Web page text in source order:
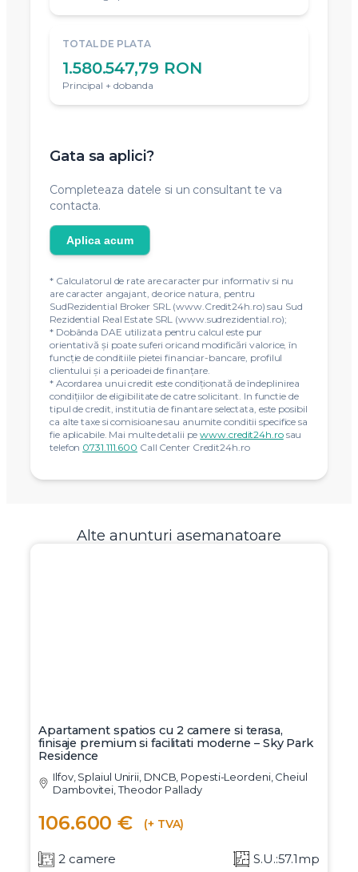
TOTAL DE PLATA
1.580.547,79 RON
Principal + dobanda
Gata sa aplici?
Completeaza datele si un consultant te va
contacta.
Aplica acum
* Calculatorul de rate are caracter pur informativ si nu
are caracter angajant, de orice natura, pentru
SudRezidential Broker SRL (www.Credit24h.ro) sau Sud
Rezidential Real Estate SRL (www.sudrezidential.ro);
* Dobânda DAE utilizata pentru calcul este pur
orientativă și poate suferi oricand modificări valorice, în
funcție de conditiile pietei financiar-bancare, profilul
clientului și a perioadei de finanțare.
* Acordarea unui credit este condiţionată de îndeplinirea
condiţiilor de eligibilitate de catre solicitant. In functie de
tipul de credit, institutia de finantare selectata, este posibil
ca alte taxe si comisioane sau anumite conditii specifice sa
fie aplicabile. Mai multe detalii pewww.credit24h.rosau
telefon 0731.111.600 Call Center Credit24h.ro
Alte anunturi asemanatoare
Apartament spatios cu 2 camere si terasa,
finisaje premium si facilitati moderne – Sky Park
Residence
Ilfov, Splaiul Unirii, DNCB, Popesti-Leordeni, Cheiul
Dambovitei, Theodor Pallady
106.600 € (+ TVA)
2 camere S.U.:57.1mp